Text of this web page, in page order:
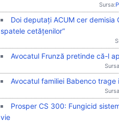
Sursa:
Doi deputați ACUM cer demisia
spatele cetățenilor”
Avocatul Frunză pretinde că-l
Avocatul familiei Babenco
Prosper CS 300: Fungicid
vie